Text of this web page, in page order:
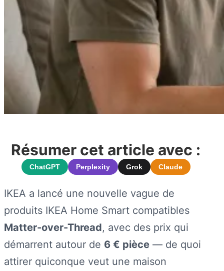
Résumer cet article avec :
ChatGPT Perplexity Grok Claude
IKEA a lancé une nouvelle vague de
produits IKEA Home Smart compatibles
Matter-over-Thread, avec des prix qui
démarrent autour de 6 € pièce — de quoi
attirer quiconque veut une maison